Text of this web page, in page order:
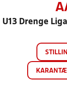
U13 Drenge